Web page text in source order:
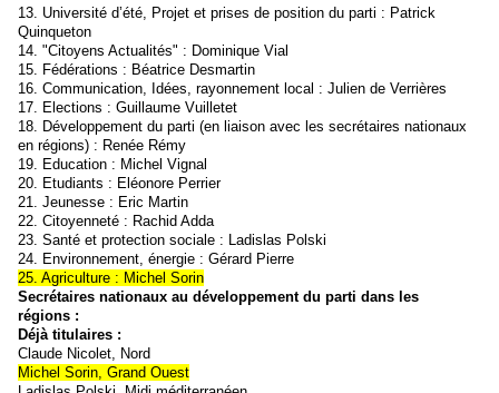
13. Université d’été, Projet et prises de position du parti : Patrick
Quinqueton
14. "Citoyens Actualités" : Dominique Vial
15. Fédérations : Béatrice Desmartin
16. Communication, Idées, rayonnement local : Julien de Verrières
17. Elections : Guillaume Vuilletet
18. Développement du parti (en liaison avec les secrétaires nationaux
en régions) : Renée Rémy
19. Education : Michel Vignal
20. Etudiants : Eléonore Perrier
21. Jeunesse : Eric Martin
22. Citoyenneté : Rachid Adda
23. Santé et protection sociale : Ladislas Polski
24. Environnement, énergie : Gérard Pierre
25. Agriculture : Michel Sorin
Secrétaires nationaux au développement du parti dans les
régions :
Déjà titulaires :
Claude Nicolet, Nord
Michel Sorin, Grand Ouest